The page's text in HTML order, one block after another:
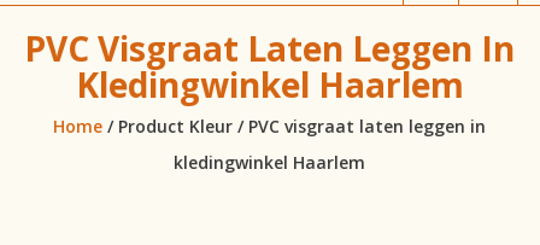
vloeren!
PVC Visgraat Laten Leggen In
Kledingwinkel Haarlem
Home / Product Kleur / PVC visgraat laten leggen in
kledingwinkel Haarlem